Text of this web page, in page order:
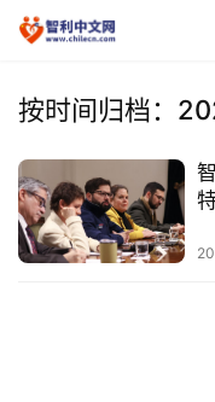
按时间归档：